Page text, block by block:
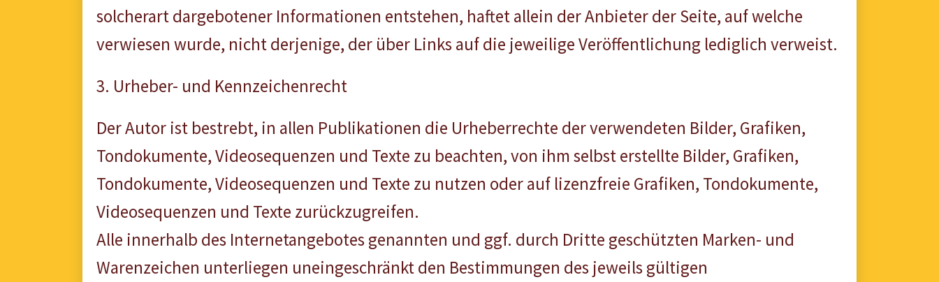
solcherart dargebotener Informationen entstehen, haftet allein der Anbieter der Seite, auf welche
verwiesen wurde, nicht derjenige, der über Links auf die jeweilige Veröffentlichung lediglich verweist.
3. Urheber- und Kennzeichenrecht
Der Autor ist bestrebt, in allen Publikationen die Urheberrechte der verwendeten Bilder, Grafiken,
Tondokumente, Videosequenzen und Texte zu beachten, von ihm selbst erstellte Bilder, Grafiken,
Tondokumente, Videosequenzen und Texte zu nutzen oder auf lizenzfreie Grafiken, Tondokumente,
Videosequenzen und Texte zurückzugreifen.
Alle innerhalb des Internetangebotes genannten und ggf. durch Dritte geschützten Marken- und
Warenzeichen unterliegen uneingeschränkt den Bestimmungen des jeweils gültigen